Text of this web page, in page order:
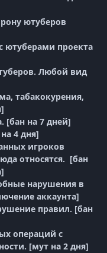
ютуберов
проекта
Любой вид
табакокурения,
на 7 дней]
4 дня]
игроков
относятся. [бан
нарушения в
аккаунта]
правил. [бан
операций с
[мут на 2 дня]